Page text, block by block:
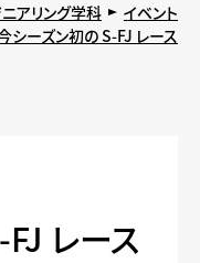
アリング学科
イベント
シーズン初の S-FJ レース
レース